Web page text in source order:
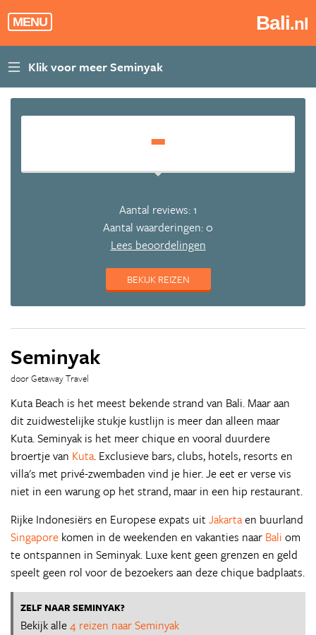
MENU Bali.nl
-
Aantal reviews: 1
Aantal waarderingen: 0
Lees beoordelingen
BEKIJK REIZEN
Seminyak
door Getaway Travel
Kuta Beach is het meest bekende strand van Bali. Maar aan
dit zuidwestelijke stukje kustlijn is meer dan alleen maar
Kuta. Seminyak is het meer chique en vooral duurdere
broertje van Kuta. Exclusieve bars, clubs, hotels, resorts en
villa's met privé-zwembaden vind je hier. Je eet er verse vis
niet in een warung op het strand, maar in een hip restaurant.
Rijke Indonesiërs en Europese expats uit Jakartaen buurland
Singapore komen in de weekenden en vakanties naar Bali om
te ontspannen in Seminyak. Luxe kent geen grenzen en geld
speelt geen rol voor de bezoekers aan deze chique badplaats.
ZELF NAAR SEMINYAK?
Bekijk alle4 reizen naar Seminyak